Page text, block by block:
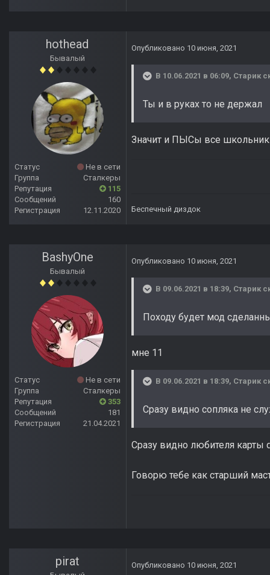
hothead
Бывалый
Статус
Не в сети
Группа
Сталкеры
Репутация
115
Сообщений
160
Регистрация
12.11.2020
Опубликовано 10 июня, 2021
В 10.06.2021 в 06:09, Старик
Ты и в руках то не держал
Значит и ПЫСы все
Беспечный диздок
BashyOne
Бывалый
Статус
Не в сети
Группа
Сталкеры
Репутация
353
Сообщений
181
Регистрация
21.04.2021
Опубликовано 10 июня, 2021
В 09.06.2021 в 18:39, Старик
Походу будет мод
мне 11
В 09.06.2021 в 18:39, Старик
Сразу видно сопляка не
Сразу видно любителя карты
Говорю тебе как старший
pirat Опубликовано 10 июня, 2021